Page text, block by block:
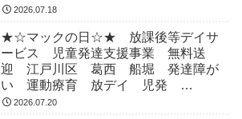
ADHD 自閉症
2026.07.18
★☆マックの日☆★ 放課後等デイサ
ービス 児童発達支援事業 無料送
迎 江戸川区 葛西 船堀 発達障が
い 運動療育 放デイ 児発
ADHD 自閉症
2026.07.20